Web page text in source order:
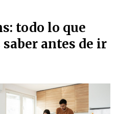
todo lo que
antes de ir